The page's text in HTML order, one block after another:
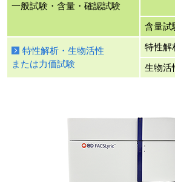
一般試験・含量・確認試験
含量試
特性解析・生物活性
または力価試験
特性解
生物活